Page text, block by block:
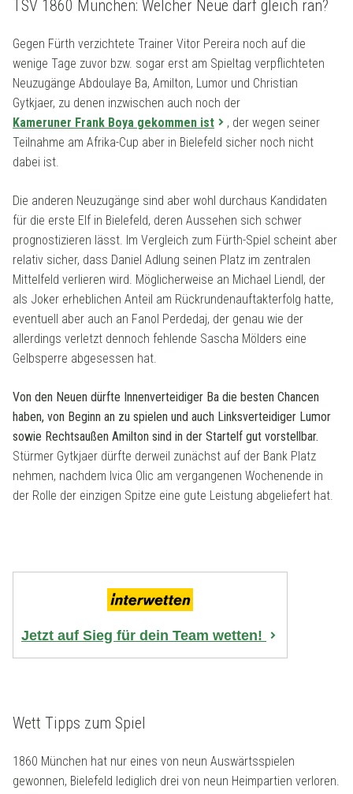
TSV 1860 München: Welcher Neue darf gleich ran?
Gegen Fürth verzichtete Trainer Vitor Pereira noch auf die
wenige Tage zuvor bzw. sogar erst am Spieltag verpflichteten
Neuzugänge Abdoulaye Ba, Amilton, Lumor und Christian
Gytkjaer, zu denen inzwischen auch noch der
Kameruner Frank Boya gekommen ist
, der wegen seiner
Teilnahme am Afrika-Cup aber in Bielefeld sicher noch nicht
dabei ist.
Die anderen Neuzugänge sind aber wohl durchaus Kandidaten
für die erste Elf in Bielefeld, deren Aussehen sich schwer
prognostizieren lässt. Im Vergleich zum Fürth-Spiel scheint aber
relativ sicher, dass Daniel Adlung seinen Platz im zentralen
Mittelfeld verlieren wird. Möglicherweise an Michael Liendl, der
als Joker erheblichen Anteil am Rückrundenauftakterfolg hatte,
eventuell aber auch an Fanol Perdedaj, der genau wie der
allerdings verletzt dennoch fehlende Sascha Mölders eine
Gelbsperre abgesessen hat.
Von den Neuen dürfte Innenverteidiger Ba die besten Chancen
haben, von Beginn an zu spielen und auch Linksverteidiger Lumor
sowie Rechtsaußen Amilton sind in der Startelf gut vorstellbar.
Stürmer Gytkjaer dürfte derweil zunächst auf der Bank Platz
nehmen, nachdem Ivica Olic am vergangenen Wochenende in
der Rolle der einzigen Spitze eine gute Leistung abgeliefert hat.
Jetzt auf Sieg für dein Team wetten!
Wett Tipps zum Spiel
1860 München hat nur eines von neun Auswärtsspielen
gewonnen, Bielefeld lediglich drei von neun Heimpartien verloren.